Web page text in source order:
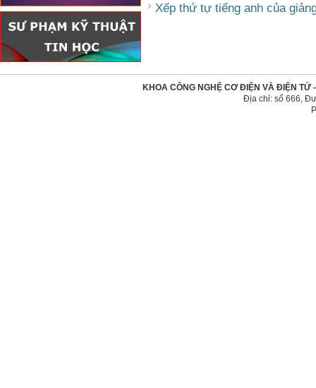
Xếp thứ tự tiếng anh của
KHOA CÔNG NGHỆ CƠ ĐIỆN VÀ ĐIỆN TỬ
Địa chỉ: số 666,